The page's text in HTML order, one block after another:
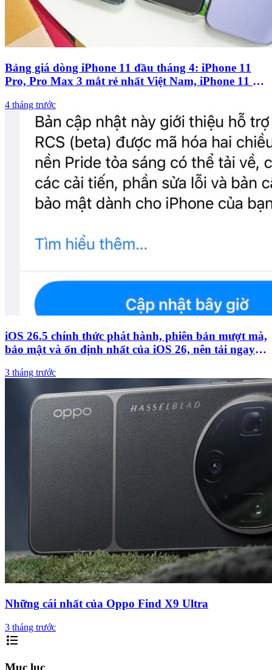
Bảng giá dòng iPhone 11 đầu tháng 4: iPhone 11
Pro, Pro Max 3 mắt rẻ nhất Việt Nam, iPhone 11 rẻ
4 tháng trước
iOS 26.5 chính thức phát hành, phiên bản mượt mà,
bảo mật và ổn định nhất của iOS 26, nên tải ngay
3 tháng trước
Những cái nhất của Oppo Find X9 Ultra
3 tháng trước
format_list_bulleted